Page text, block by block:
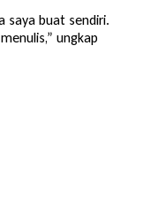
saya buat sendiri.
ungkap